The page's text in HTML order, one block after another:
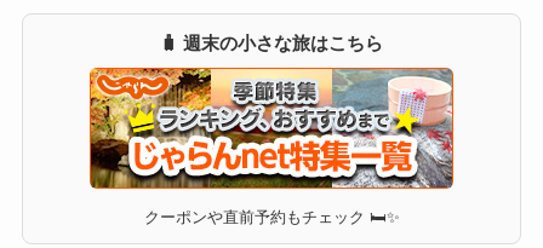
🧳 週末の小さな旅はこちら
クーポンや直前予約もチェック 🛏✨